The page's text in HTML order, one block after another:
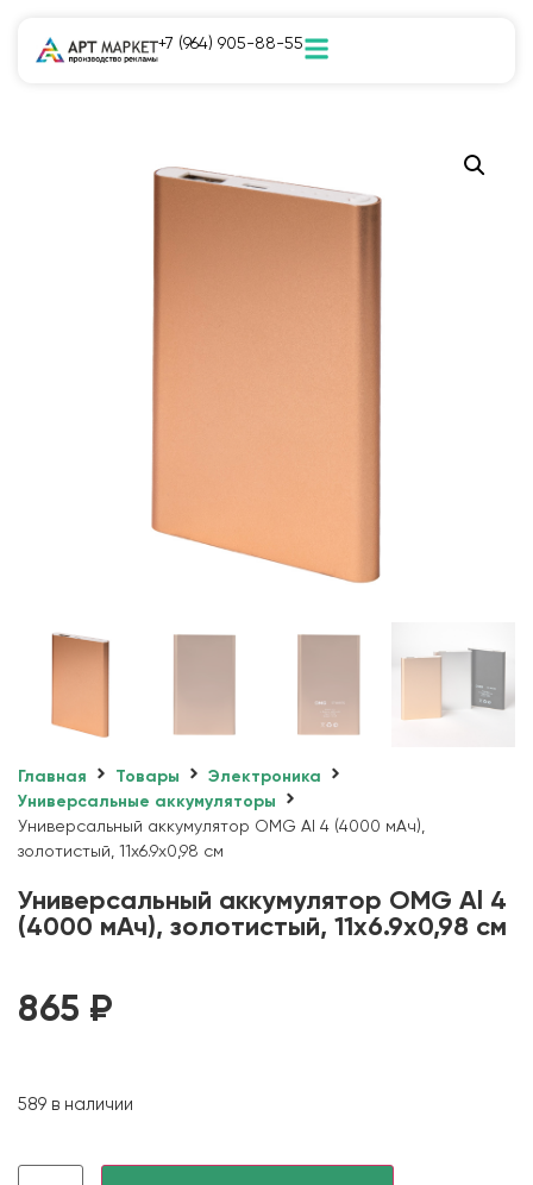
+7 (964) 905-88-55
Главная Товары
Электроника
Универсальные аккумуляторы
Универсальный аккумулятор OMG Al 4 (4000 мАч),
золотистый, 11х6.9х0,98 см
Универсальный аккумулятор OMG Al 4
(4000 мАч), золотистый, 11х6.9х0,98 см
865 ₽
589 в наличии